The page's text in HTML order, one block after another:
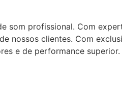
som profissional. Com
nossos clientes. Com
e de performance superior.